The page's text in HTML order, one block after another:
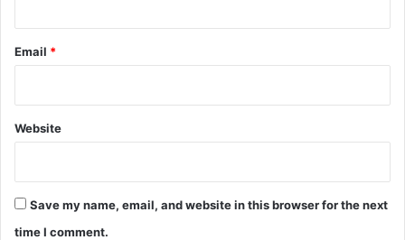
Email *
Website
Save my name, email, and website in this browser for the next
time I comment.